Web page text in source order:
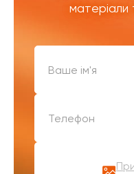
матеріали